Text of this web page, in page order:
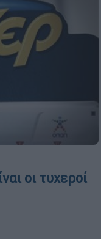
οι τυχεροί